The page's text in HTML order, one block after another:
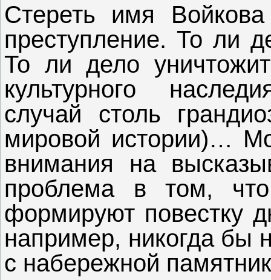
Стереть имя
преступление. То ли
То ли дело
культурного
случай столь
мировой истории)…
внимания на
проблема в том,
формируют повестку
например, никогда бы
с набережной